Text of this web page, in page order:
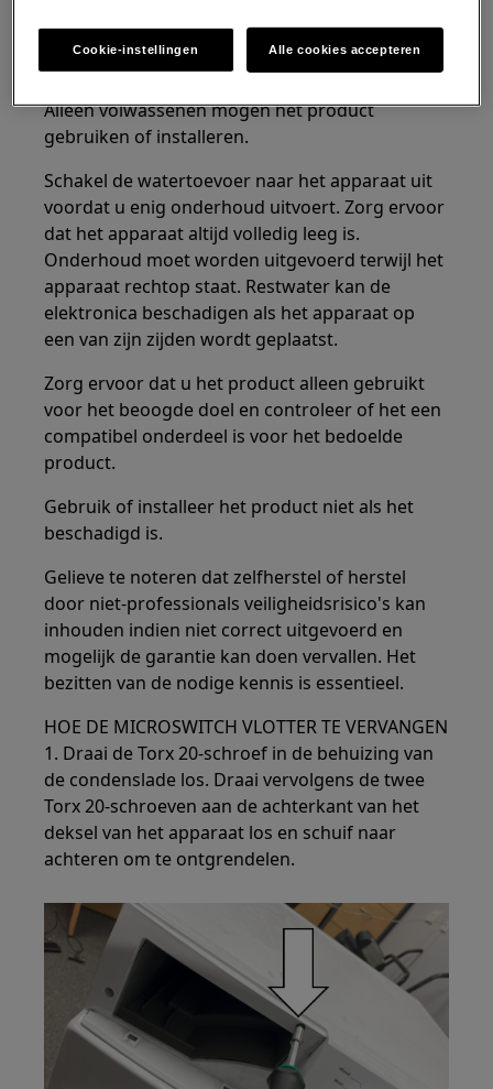
onder de 3 jaar. Houd alle kleine onderdelen en
verpakkingen buiten bereik van kinderen.
Alleen volwassenen mogen het product
gebruiken of installeren.
Schakel de watertoevoer naar het apparaat uit
voordat u enig onderhoud uitvoert. Zorg ervoor
dat het apparaat altijd volledig leeg is.
Onderhoud moet worden uitgevoerd terwijl het
apparaat rechtop staat. Restwater kan de
elektronica beschadigen als het apparaat op
een van zijn zijden wordt geplaatst.
Zorg ervoor dat u het product alleen gebruikt
voor het beoogde doel en controleer of het een
compatibel onderdeel is voor het bedoelde
product.
Gebruik of installeer het product niet als het
beschadigd is.
Gelieve te noteren dat zelfherstel of herstel
door niet-professionals veiligheidsrisico's kan
inhouden indien niet correct uitgevoerd en
mogelijk de garantie kan doen vervallen. Het
bezitten van de nodige kennis is essentieel.
HOE DE MICROSWITCH VLOTTER TE VERVANGEN
1. Draai de Torx 20-schroef in de behuizing van
de condenslade los. Draai vervolgens de twee
Torx 20-schroeven aan de achterkant van het
deksel van het apparaat los en schuif naar
achteren om te ontgrendelen.
Cookie-instellingen Alle cookies accepteren